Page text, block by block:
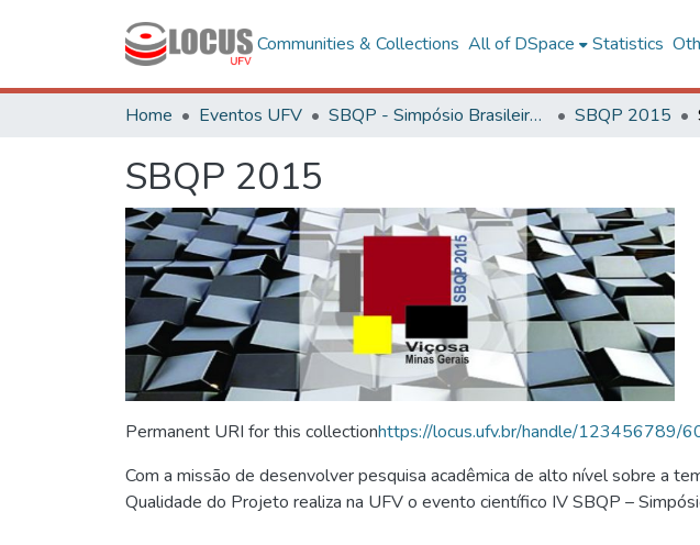
Communities & Collections All of DSpace Statistics
Home Eventos UFV SBQP - Simpósio Brasileiro de Qualidade do Projeto no Ambiente Construído SBQP 2015
SBQP 2015
Permanent URI for this collectionhttps://locus.ufv.br/handle/123456789/
Com a missão de desenvolver pesquisa acadêmica de alto nível sobre a
Qualidade do Projeto realiza na UFV o evento científico IV SBQP –